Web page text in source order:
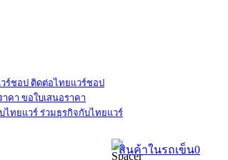
ติดต่อไทยแวร์ชอป
ขอใบเสนอราคา
ร่วมธุรกิจกับไทยแวร์
สินค้าในรถเข็น0